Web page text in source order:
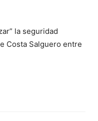
la seguridad
Costa Salguero entre